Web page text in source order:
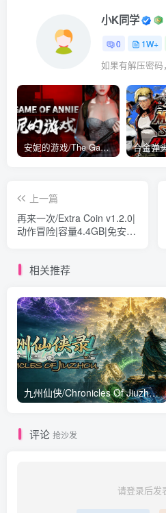
小K同学
0 1W+
如果有解压密码
安妮的游戏/The Game of Annie v0.99981|射击动作|容量14.6GB|免安装绿色中文版
上一篇
再来一次/Extra Coin v1.2.0|
动作冒险|容量4.4GB|免安装
相关推荐
九州仙侠/Chronicles Of Jiuzhou Build.24187425|策略战棋|容量665MB|免安装绿色中文版
评论 抢沙发
请登录后发